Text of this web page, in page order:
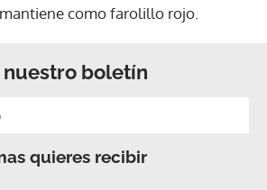
como farolillo rojo.
boletín
quieres recibir